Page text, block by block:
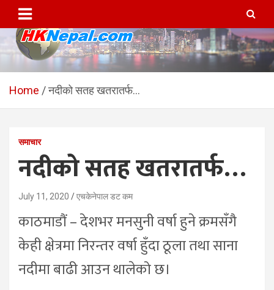
content
HKNepal.com – हङकङबाट
सञ्चालित पहिलो नेपाली अनलाईन
hknepal, hknepal.com, hk nepal, hk nepal com
Home नदीको सतह खतरातर्फ…
समाचार
नदीको सतह खतरातर्फ…
July 11, 2020 एचकेनेपाल डट कम
काठमाडौं – देशभर मनसुनी वर्षा हुने क्रमसँगै
केही क्षेत्रमा निरन्तर वर्षा हुँदा ठूला तथा साना
नदीमा बाढी आउन थालेको छ।